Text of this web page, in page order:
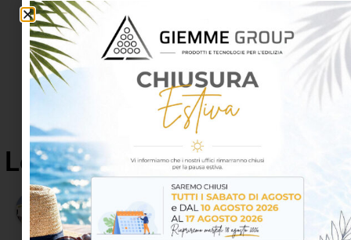
grazie ai quattro punti di chiusura centralizzati. Il
design elegante e la maniglia multifunzione
posizionata in basso la rendono la scelta ideale per chi
cerca innovazione, efficienza e semplicità di utilizzo in
ogni ambiente sottotetto.
Le opinioni dei nostri clienti
4.8
Basato su 65 recensioni
powered byGoogl